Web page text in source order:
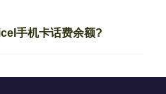
手机卡话费余额?